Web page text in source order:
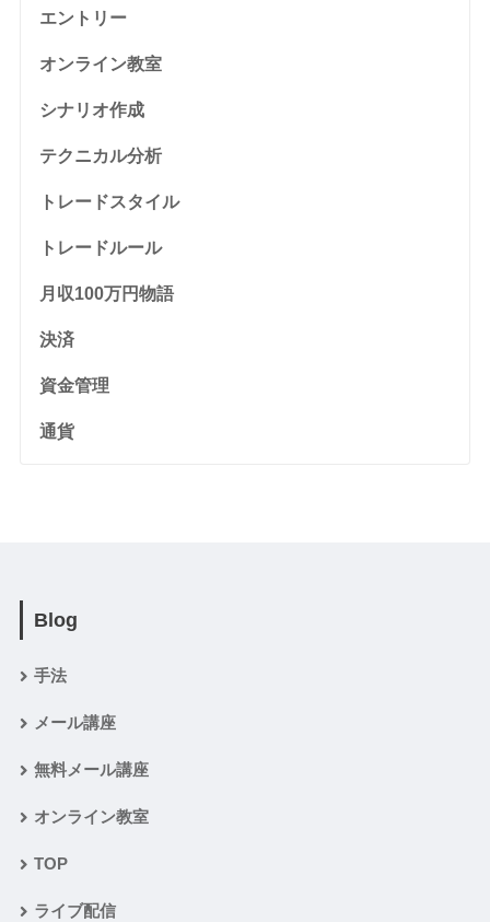
エントリー
オンライン教室
シナリオ作成
テクニカル分析
トレードスタイル
トレードルール
月収100万円物語
決済
資金管理
通貨
Blog
手法
メール講座
無料メール講座
オンライン教室
TOP
ライブ配信